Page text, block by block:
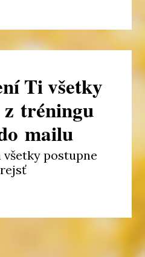
Ti všetky
z tréningu
mailu
všetky postupne